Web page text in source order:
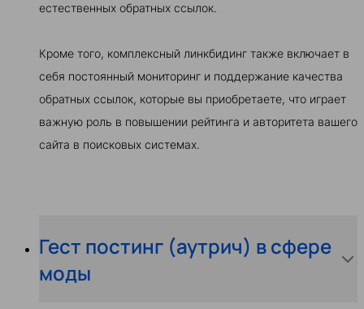
естественных обратных ссылок.
Кроме того, комплексный линкбидинг также включает в
себя постоянный мониторинг и поддержание качества
обратных ссылок, которые вы приобретаете, что играет
важную роль в повышении рейтинга и авторитета вашего
сайта в поисковых системах.
Гест постинг (аутрич) в сфере
моды